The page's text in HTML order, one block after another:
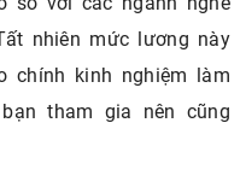
nhiên mức lương này
chính kinh nghiệm làm
tham gia nên cũng